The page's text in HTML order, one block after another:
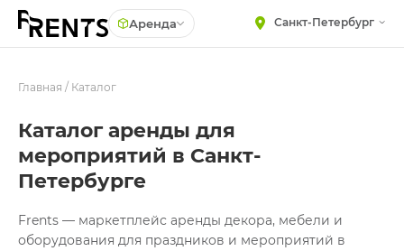
Аренда Санкт-Петербург
МЕБЕЛЬ
ТЕКСТИЛЬ
КРУПНОГАБАРИТНЫЙ
ПОДСТАВКИ И ВАЗЫ
ДЛЯ ФЛОРИСТИКИ
Скамейки
Главная / Каталог
Каталог аренды для
мероприятий в Санкт-
Петербурге
Frents — маркетплейс аренды декора, мебели и
оборудования для праздников и мероприятий в